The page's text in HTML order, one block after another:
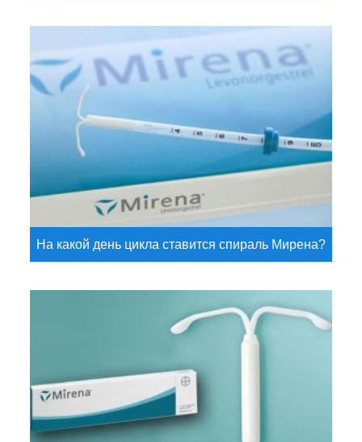
На какой день цикла ставится спираль Мирена?